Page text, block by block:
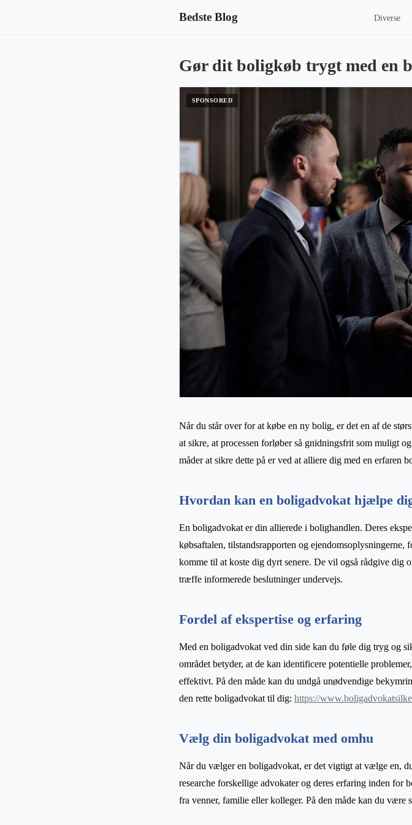
Bedste Blog Diverse
Gør dit boligkøb trygt med en
Når du står over for at købe en ny bolig, er det en af de
at sikre, at processen forløber så gnidningsfrit som muligt
måder at sikre dette på er ved at alliere dig med en erfaren
Hvordan kan en boligadvokat hjælpe
En boligadvokat er din allierede i bolighandlen. Deres
købsaftalen, tilstandsrapporten og
komme til at koste dig dyrt senere. De vil også rådgive dig
træffe informerede beslutninger undervejs.
Fordel af ekspertise og erfaring
Med en boligadvokat ved din side kan du føle dig tryg og
området betyder, at de kan identificere potentielle
effektivt. På den måde kan du undgå unødvendige
den rette boligadvokat til dig: https://
Vælg din boligadvokat med omhu
Når du vælger en boligadvokat, er det vigtigt at vælge en,
researche forskellige advokater og deres erfaring inden
fra venner, familie eller kolleger. På den måde kan du